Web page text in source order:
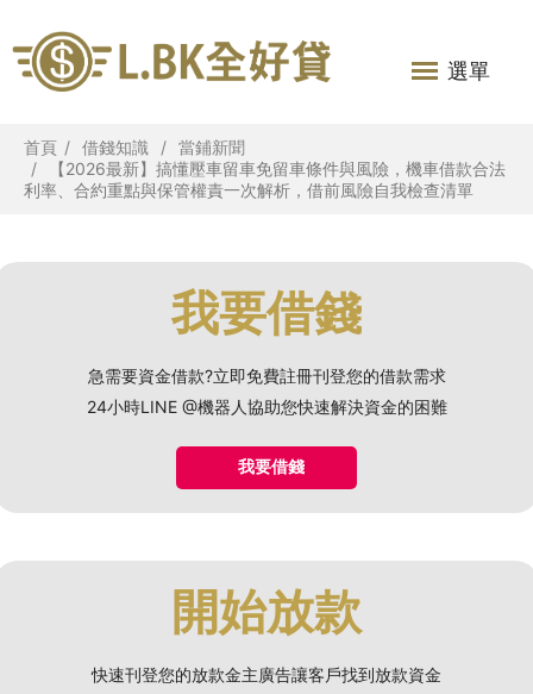
選單
首頁 借錢知識
當鋪新聞
【2026最新】搞懂壓車留車免留車條件與風險，機車借款合法
利率、合約重點與保管權責一次解析，借前風險自我檢查清單
我要借錢
急需要資金借款?立即免費註冊刊登您的借款需求
24小時LINE @機器人協助您快速解決資金的困難
我要借錢
開始放款
快速刊登您的放款金主廣告讓客戶找到放款資金